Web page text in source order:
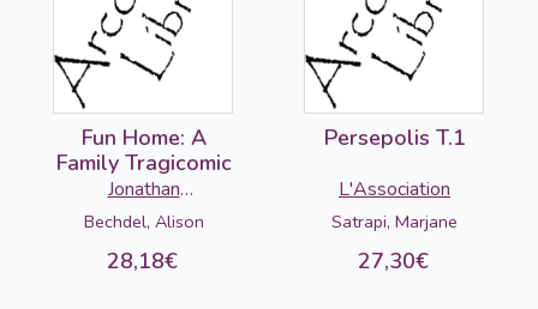
Fun Home: A
Family Tragicomic
Jonathan
Cape/Vintage
Bechdel, Alison
28,18€
Persepolis T.1
L'Association
Satrapi, Marjane
27,30€